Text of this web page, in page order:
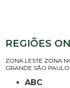
REGIÕES
ZONA LESTE ZONA
GRANDE SÃO PAULO
ABC